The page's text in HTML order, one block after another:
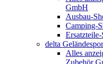
GmbH
Ausbau-
Camping-
delta
Alles
Zubehör